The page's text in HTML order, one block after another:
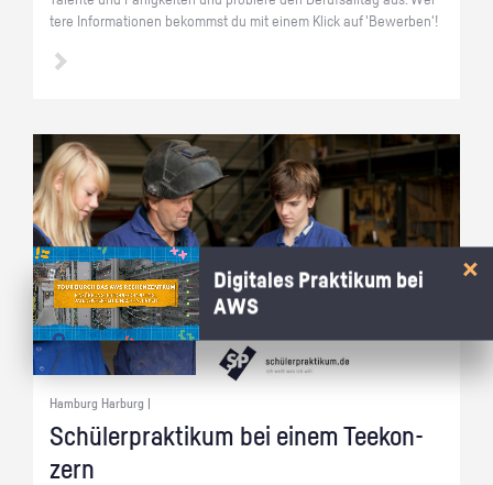
te­re In­for­ma­tio­nen be­kommst du mit einem Klick auf 'Be­wer­ben'!
Hamburg Harburg |
Schü­ler­prak­ti­kum bei einem Tee­kon­
zern
Digitales Praktikum bei
AWS